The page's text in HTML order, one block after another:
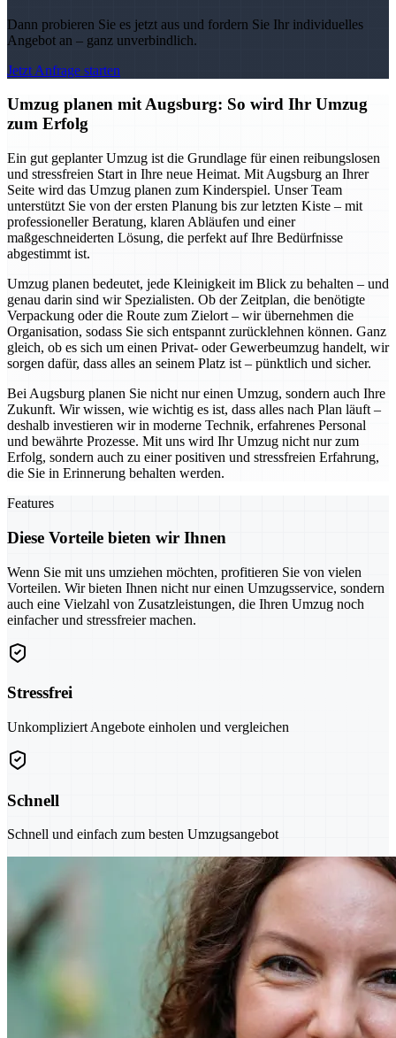
Dann probieren Sie es jetzt aus und fordern Sie Ihr individuelles
Angebot an – ganz unverbindlich.
Jetzt Anfrage starten
Umzug planen mit Augsburg: So wird Ihr Umzug
zum Erfolg
Ein gut geplanter Umzug ist die Grundlage für einen reibungslosen
und stressfreien Start in Ihre neue Heimat. Mit Augsburg an Ihrer
Seite wird das Umzug planen zum Kinderspiel. Unser Team
unterstützt Sie von der ersten Planung bis zur letzten Kiste – mit
professioneller Beratung, klaren Abläufen und einer
maßgeschneiderten Lösung, die perfekt auf Ihre Bedürfnisse
abgestimmt ist.
Umzug planen bedeutet, jede Kleinigkeit im Blick zu behalten – und
genau darin sind wir Spezialisten. Ob der Zeitplan, die benötigte
Verpackung oder die Route zum Zielort – wir übernehmen die
Organisation, sodass Sie sich entspannt zurücklehnen können. Ganz
gleich, ob es sich um einen Privat- oder Gewerbeumzug handelt, wir
sorgen dafür, dass alles an seinem Platz ist – pünktlich und sicher.
Bei Augsburg planen Sie nicht nur einen Umzug, sondern auch Ihre
Zukunft. Wir wissen, wie wichtig es ist, dass alles nach Plan läuft –
deshalb investieren wir in moderne Technik, erfahrenes Personal
und bewährte Prozesse. Mit uns wird Ihr Umzug nicht nur zum
Erfolg, sondern auch zu einer positiven und stressfreien Erfahrung,
die Sie in Erinnerung behalten werden.
Features
Diese Vorteile bieten wir Ihnen
Wenn Sie mit uns umziehen möchten, profitieren Sie von vielen
Vorteilen. Wir bieten Ihnen nicht nur einen Umzugsservice, sondern
auch eine Vielzahl von Zusatzleistungen, die Ihren Umzug noch
einfacher und stressfreier machen.
Stressfrei
Unkompliziert Angebote einholen und vergleichen
Schnell
Schnell und einfach zum besten Umzugsangebot